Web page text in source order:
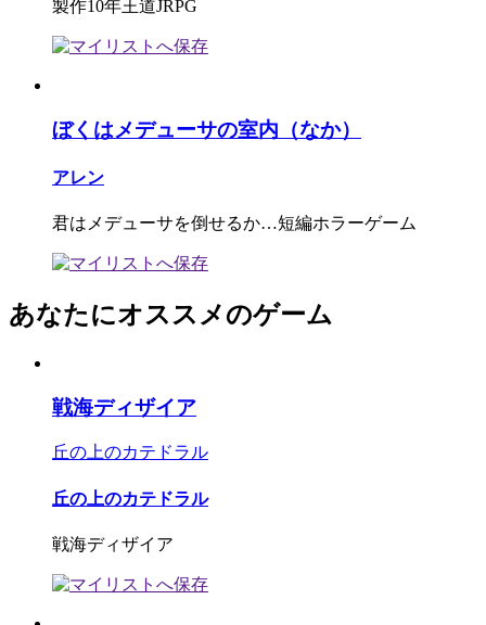
製作10年王道JRPG
ぼくはメデューサの室内（なか）
アレン
君はメデューサを倒せるか…短編ホラーゲーム
あなたにオススメのゲーム
戦海ディザイア
丘の上のカテドラル
丘の上のカテドラル
戦海ディザイア